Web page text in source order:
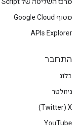
מסוף Google Cloud
APIs Explorer
התחבר
בלוג
ניוזלטר
X‏ (Twitter)
YouTube